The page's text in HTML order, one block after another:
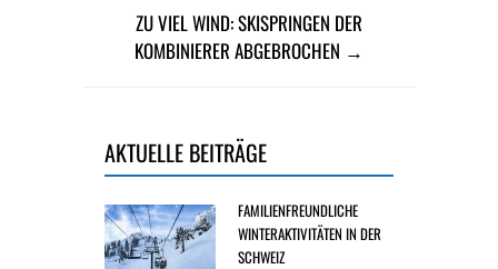
ZU VIEL WIND: SKISPRINGEN DER
KOMBINIERER ABGEBROCHEN →
AKTUELLE BEITRÄGE
FAMILIENFREUNDLICHE
WINTERAKTIVITÄTEN IN DER
SCHWEIZ